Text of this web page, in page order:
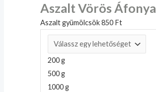
Aszalt Vörös Áfonya
Aszalt gyümölcsök850 Ft
200 g
500 g
1000 g